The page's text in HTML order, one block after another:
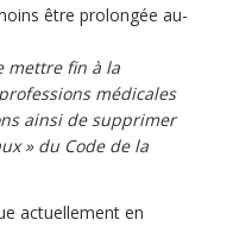
être prolongée au-
mettre fin à la
médicales
ainsi de supprimer
» du Code de la
actuellement en